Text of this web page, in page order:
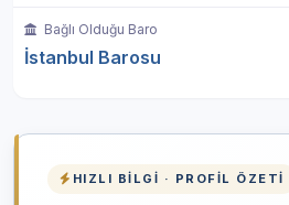
Bağlı Olduğu Baro
İstanbul Barosu
HIZLI BILGI · PROFIL ÖZETI